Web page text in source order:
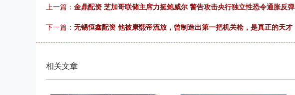
上一篇： 金鼎配资 芝加哥联储主席力挺鲍威尔 警告攻击央行独立性恐令通胀反弹
下一篇： 无锡恒鑫配资 他被康熙帝流放，曾制造出第一把机关枪，是真正的天才
相关文章